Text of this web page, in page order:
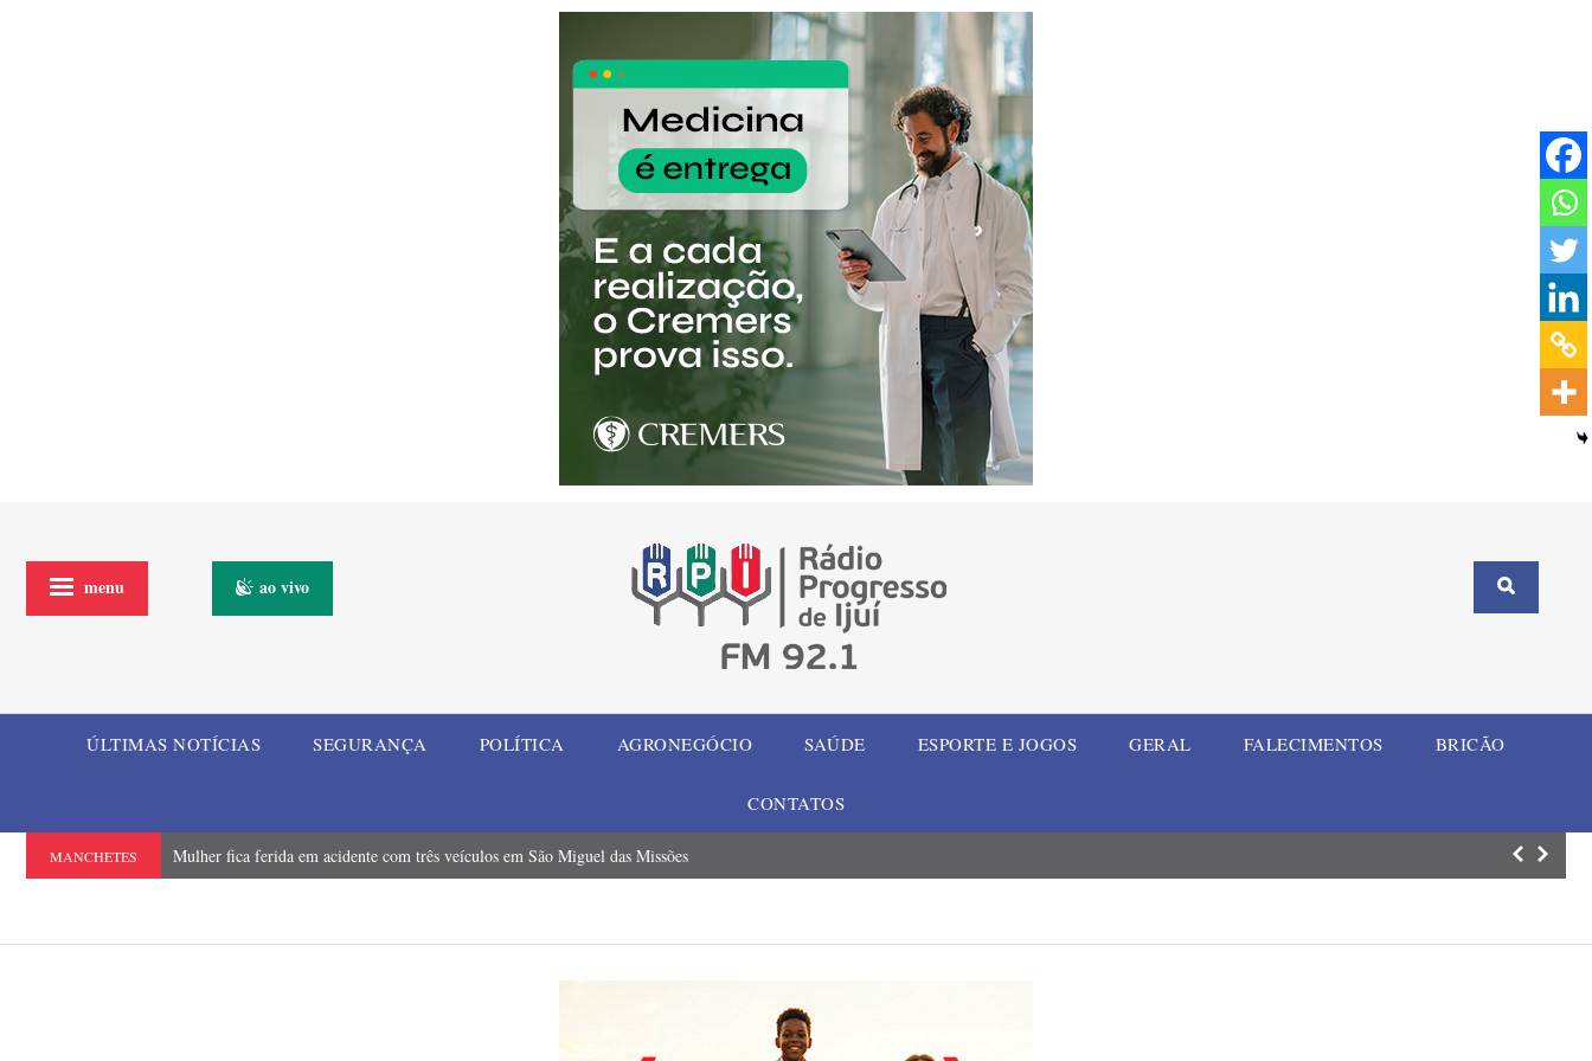
menu ao vivo
ÚLTIMAS NOTÍCIAS SEGURANÇA POLÍTICA AGRONEGÓCIO SAÚDE ESPORTE E JOGOS GERAL FALECIMENTOS BRICÃO
CONTATOS
MANCHETES Mulher fica ferida em acidente com três veículos em São Miguel das Missões Homem